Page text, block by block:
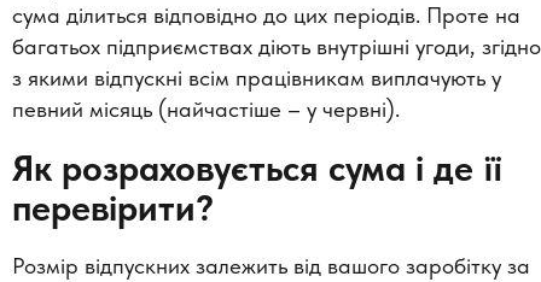
сума ділиться відповідно до цих періодів. Проте на
багатьох підприємствах діють внутрішні угоди, згідно
з якими відпускні всім працівникам виплачують у
певний місяць (найчастіше – у червні).
Як розраховується сума і де її
перевірити?
Розмір відпускних залежить від вашого заробітку за